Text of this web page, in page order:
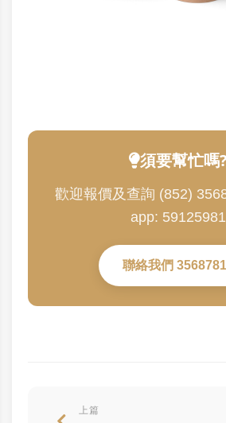
須要幫忙嗎?
歡迎報價及查詢 (852)
app: 59125981
聯絡我們
上篇